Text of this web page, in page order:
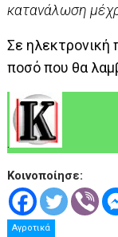
κατανάλωση
Σε ηλεκτρονική
ποσό που θα
.
Κοινοποίησε:
Αγροτικά